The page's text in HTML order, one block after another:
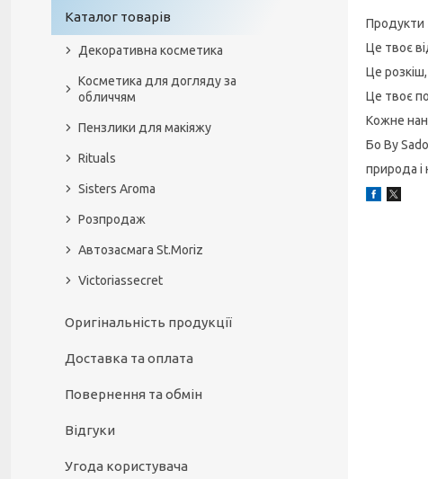
Продукти
Це твоє
Це
Це твоє
Кожне
Бо By
природа
Каталог товарів
Декоративна косметика
Косметика для догляду за
обличчям
Пензлики для макіяжу
Rituals
Sisters Aroma
Розпродаж
Автозасмага St.Moriz
Victoriassecret
Оригінальність продукції
Доставка та оплата
Повернення та обмін
Відгуки
Угода користувача